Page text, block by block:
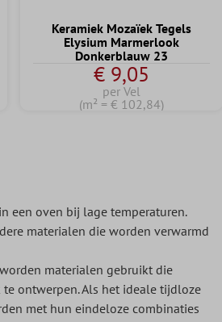
Keramiek Mozaïek Tegels
Elysium Marmerlook
Donkerblauw 23
€ 9,05
per Vel
(m² = € 102,84)
een oven bij lage temperaturen.
materialen die worden verwarmd
materialen gebruikt die
te ontwerpen. Als het ideale tijdloze
met hun eindeloze combinaties